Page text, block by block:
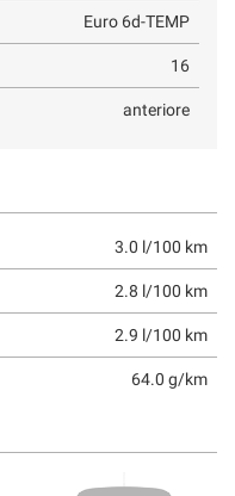
Euro 6d-TEMP
16
anteriore
3.0 l/100 km
2.8 l/100 km
2.9 l/100 km
64.0 g/km